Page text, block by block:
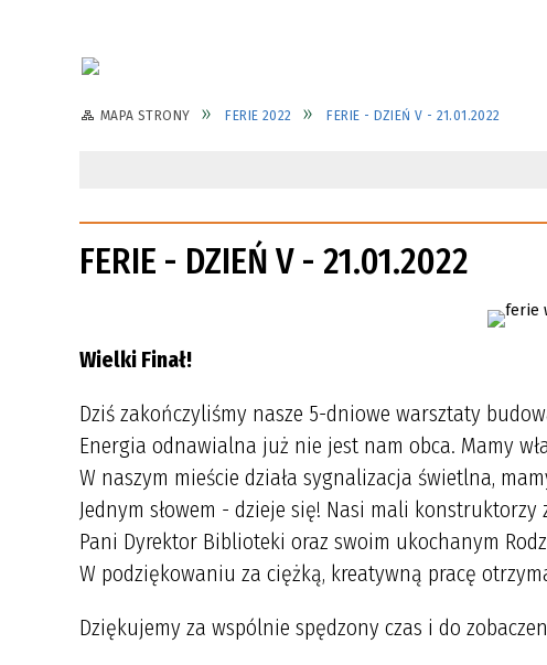
MAPA STRONY FERIE 2022 FERIE - DZIEŃ V - 21.01.2022
FERIE - DZIEŃ V - 21.01.2022
Wielki Finał!
Dziś zakończyliśmy nasze 5-dniowe warsztaty
Energia odnawialna już nie jest nam obca. Mamy
W naszym mieście działa sygnalizacja świetlna,
Jednym słowem - dzieje się! Nasi mali konstruktorzy
Pani Dyrektor Biblioteki oraz swoim ukochanym
W podziękowaniu za ciężką, kreatywną pracę
Dziękujemy za wspólnie spędzony czas i do